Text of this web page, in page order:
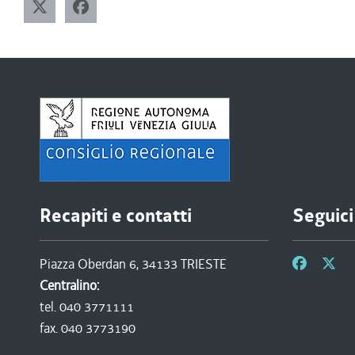
Recapiti e contatti
Piazza Oberdan 6, 34133 TRIESTE
Centralino:
tel. 040 3771111
fax. 040 3773190